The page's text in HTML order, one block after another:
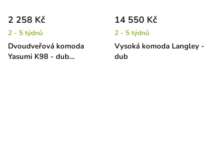
Dvoudveřová komoda
Yasumi K98 - dub
2 258 Kč
2 - 5 týdnů
Vysoká komoda Langley -
dub
14 550 Kč
2 - 5 týdnů